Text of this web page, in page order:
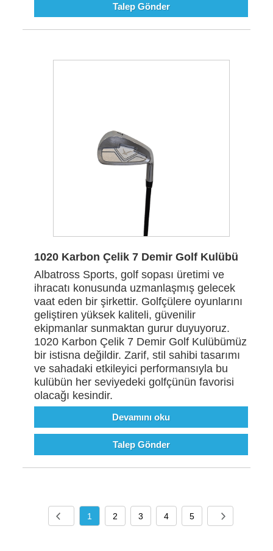
Talep Gönder
1020 Karbon Çelik 7 Demir Golf Kulübü
Albatross Sports, golf sopası üretimi ve
ihracatı konusunda uzmanlaşmış gelecek
vaat eden bir şirkettir. Golfçülere oyunlarını
geliştiren yüksek kaliteli, güvenilir
ekipmanlar sunmaktan gurur duyuyoruz.
1020 Karbon Çelik 7 Demir Golf Kulübümüz
bir istisna değildir. Zarif, stil sahibi tasarımı
ve sahadaki etkileyici performansıyla bu
kulübün her seviyedeki golfçünün favorisi
olacağı kesindir.
Devamını oku
Talep Gönder
1 2 3 4 5